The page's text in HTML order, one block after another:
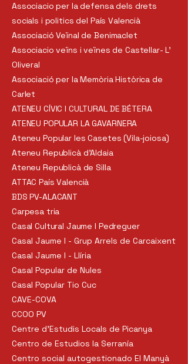
Associacio per la defensa dels drets
socials i politics del País Valencià
Associació Veïnal de Benimaclet
Associacio veïns i veïnes de Castellar- L'
Oliveral
Associació per la Memòria Històrica de
Carlet
ATENEU CÍVIC I CULTURAL DE BÉTERA
ATENEU POPULAR LA GAVARNERA
Ateneu Popular les Casetes (Vila-joiosa)
Ateneu Republicàd'Aldaia
Ateneu Republicà de Silla
ATTAC País Valencià
BDS PV-ALACANT
Carpesa tria
Casal Cultural Jaume I Pedreguer
Casal Jaume I - Grup Arrels de Carcaixent
Casal Jaume I - Llíria
Casal Popular de Nules
Casal Popular Tio Cuc
CAVE-COVA
CCOO PV
Centre d'Estudis Locals de Picanya
Centro de Estudios la Serranía
Centro social autogestionado El Manyà